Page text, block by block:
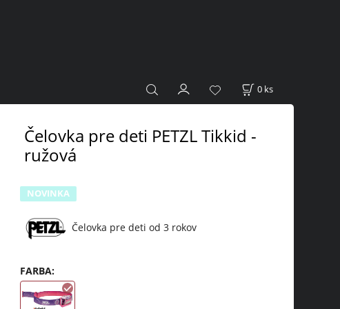
0 ks
Čelovka pre deti PETZL Tikkid -
ružová
NOVINKA
Čelovka pre deti od 3 rokov
FARBA: